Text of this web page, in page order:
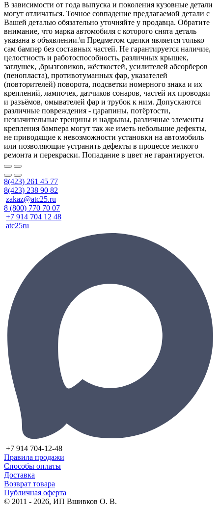
В зависимости от года выпуска и поколения кузовные детали
могут отличаться. Точное совпадение предлагаемой детали с
Вашей деталью обязательно уточняйте у продавца. Обратите
внимание, что марка автомобиля с которого снята деталь
указана в объявлении.\n Предметом сделки является только
сам бампер без составных частей. Не гарантируется наличие,
целостность и работоспособность, различных крышек,
заглушек, ,брызговиков, жёсткостей, усилителей абсорберов
(пенопласта), противотуманных фар, указателей
(повторителей) поворота, подсветки номерного знака и их
креплений, лампочек, датчиков сонаров, частей их проводки
и разъёмов, омывателей фар и трубок к ним. Допускаются
различные повреждения - царапины, потёртости,
незначительные трещины и надрывы, различные элементы
крепления бампера могут так же иметь небольшие дефекты,
не приводящие к невозможности установки на автомобиль
или позволяющие устранить дефекты в процессе мелкого
ремонта и перекраски. Попадание в цвет не гарантируется.
8(423) 261 45 77
8(423) 238 90 82
zakaz@atc25.ru
8 (800) 770 70 07
+7 914 704 12 48
atc25ru
+7 914 704-12-48
Правила продажи
Способы оплаты
Доставка
Возврат товара
Публичная оферта
© 2011 - 2026, ИП Вшивков О. В.